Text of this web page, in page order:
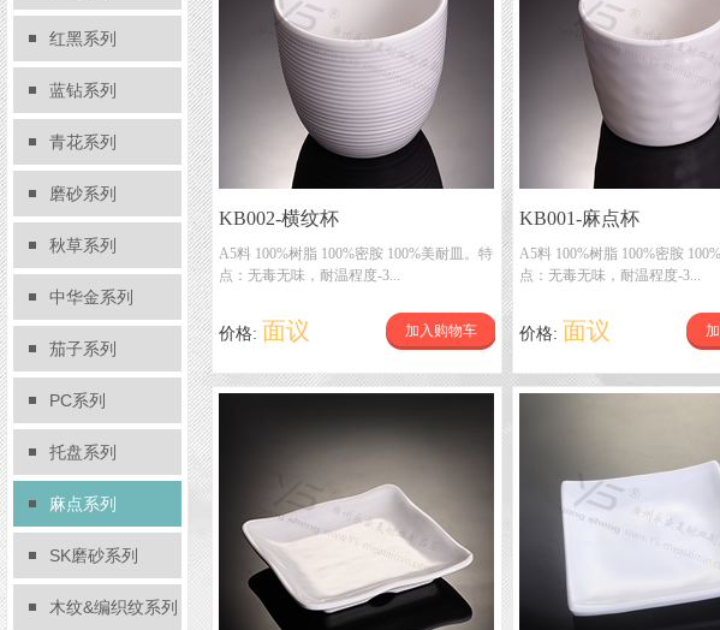
红黑系列
蓝钻系列
青花系列
磨砂系列
秋草系列
中华金系列
茄子系列
PC系列
托盘系列
麻点系列
SK磨砂系列
木纹&编织纹系列
KB002-横纹杯
A5料 100%树脂 100%密胺 100%美耐皿。特
点：无毒无味，耐温程度-3...
价格: 面议 加入购物车
KB001-麻点杯
A5料 100%树脂 100%密胺
点：无毒无味，耐温程度-3...
价格: 面议